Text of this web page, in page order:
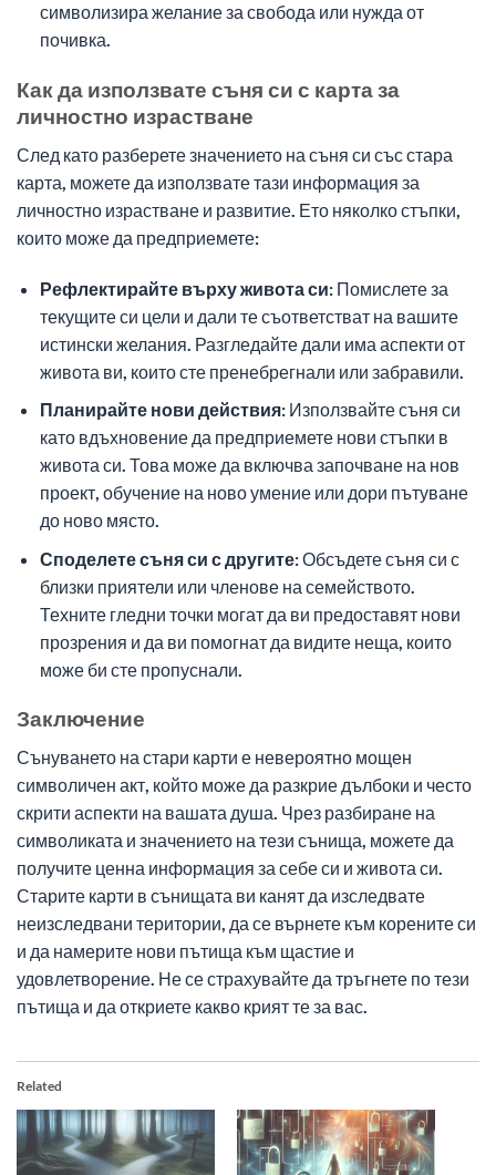
символизира желание за свобода или нужда от
почивка.
Как да използвате съня си с карта за
личностно израстване
След като разберете значението на съня си със стара
карта, можете да използвате тази информация за
личностно израстване и развитие. Ето няколко стъпки,
които може да предприемете:
Рефлектирайте върху живота си:Помислете за
текущите си цели и дали те съответстват на вашите
истински желания. Разгледайте дали има аспекти от
живота ви, които сте пренебрегнали или забравили.
Планирайте нови действия:Използвайте съня си
като вдъхновение да предприемете нови стъпки в
живота си. Това може да включва започване на нов
проект, обучение на ново умение или дори пътуване
до ново място.
Споделете съня си с другите:Обсъдете съня си с
близки приятели или членове на семейството.
Техните гледни точки могат да ви предоставят нови
прозрения и да ви помогнат да видите неща, които
може би сте пропуснали.
Заключение
Сънуването на стари карти е невероятно мощен
символичен акт, който може да разкрие дълбоки и често
скрити аспекти на вашата душа. Чрез разбиране на
символиката и значението на тези сънища, можете да
получите ценна информация за себе си и живота си.
Старите карти в сънищата ви канят да изследвате
неизследвани територии, да се върнете към корените си
и да намерите нови пътища към щастие и
удовлетворение. Не се страхувайте да тръгнете по тези
пътища и да откриете какво крият те за вас.
Related